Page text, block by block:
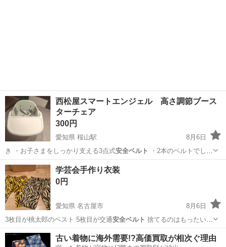
西松屋スマートエンジェル 高さ調節ブース
ターチェア
300円
愛知県 桜山駅
8月6日
き ・お子さまをしっかり支える3点式安全ベルト
・2本のベルトでしっ
かり固定！椅子…
愛知 名古屋市 桜山駅 ベビー用品
学芸会手作り衣装
0円
愛知県 名古屋市
8月6日
3枚目が桃太郎のベスト 5枚目が交通安全ベルト 捨てるのはもったいな
く、名古屋から…
愛知 名古屋市 その他 安全ベルト
古い着物に海外需要!?高価買取が相次ぐ理由